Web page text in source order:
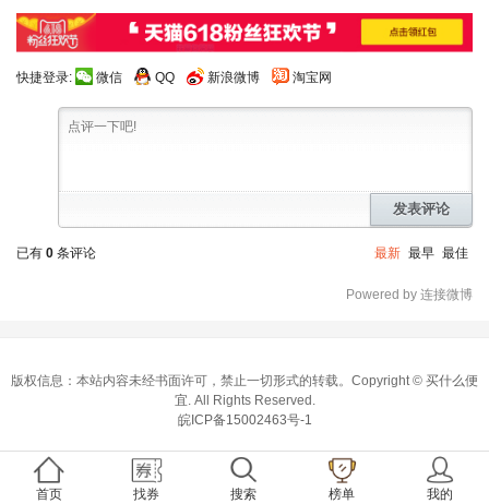
快捷登录: 微信 QQ 新浪微博 淘宝网
发表评论
已有 0 条评论 最新 最早 最佳
Powered by 连接微博
版权信息：本站内容未经书面许可，禁止一切形式的转载。Copyright © 买什么便
宜 . All Rights Reserved.
皖ICP备15002463号-1
首页 找券 搜索 榜单 我的